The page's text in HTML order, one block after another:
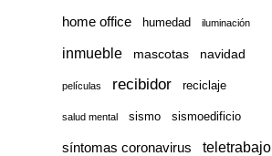
home office humedad iluminación
inmueble mascotas navidad
películas recibidor reciclaje
salud mental sismo sismoedificio
síntomas coronavirus teletrabajo